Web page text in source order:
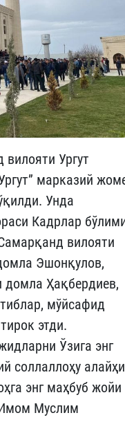
Ургут
марказий
Унда
Кадрлар
вилояти
Эшонқулов,
Ҳақбердиев,
мўйсафид
этди.
Ўзига энг
соллаллоҳу алайҳи
энг маҳбуб жойи
Муслим